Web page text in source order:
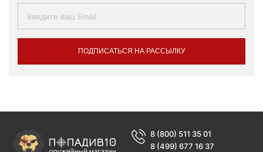
ПОДПИСАТЬСЯ НА РАССЫЛКУ
8 (800) 511 35 01
8 (499) 677 16 37